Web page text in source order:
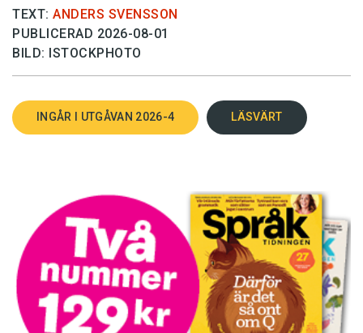
TEXT: ANDERS SVENSSON
PUBLICERAD 2026-08-01
BILD: ISTOCKPHOTO
INGÅR I UTGÅVAN 2026-4 LÄSVÄRT